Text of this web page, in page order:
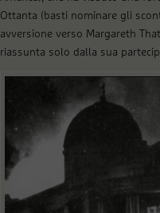
Ottanta (basti nominare gli
avversione verso Margareth
riassunta solo dalla sua